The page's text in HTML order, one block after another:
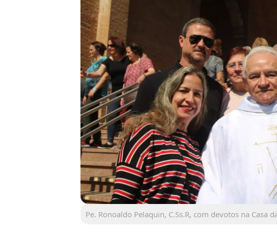
Pe. Ronoaldo Pelaquin, C.Ss.R, com devotos na Casa